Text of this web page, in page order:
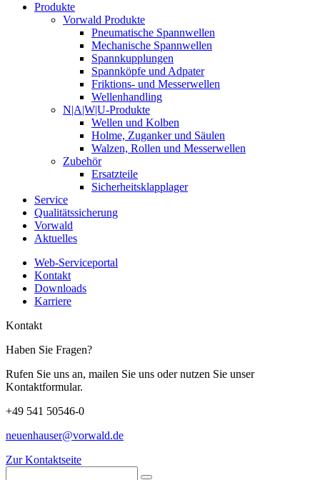
Produkte
Vorwald Produkte
Pneumatische Spannwellen
Mechanische Spannwellen
Spannkupplungen
Spannköpfe und Adpater
Friktions- und Messerwellen
Wellenhandling
N|A|W|U-Produkte
Wellen und Kolben
Holme, Zuganker und Säulen
Walzen, Rollen und Messerwellen
Zubehör
Ersatzteile
Sicherheitsklapplager
Service
Qualitätssicherung
Vorwald
Aktuelles
Web-Serviceportal
Kontakt
Downloads
Karriere
Kontakt
Haben Sie Fragen?
Rufen Sie uns an, mailen Sie uns oder nutzen Sie unser
Kontaktformular.
+49 541 50546-0
neuenhauser@vorwald.de
Zur Kontaktseite